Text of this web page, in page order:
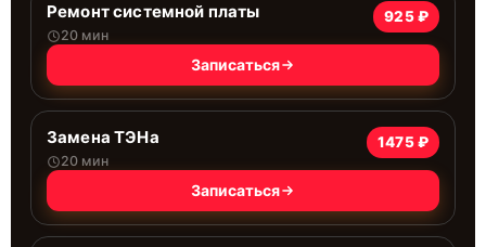
Ремонт системной платы
20 мин
925 ₽
Записаться
Замена ТЭНа
20 мин
1475 ₽
Записаться